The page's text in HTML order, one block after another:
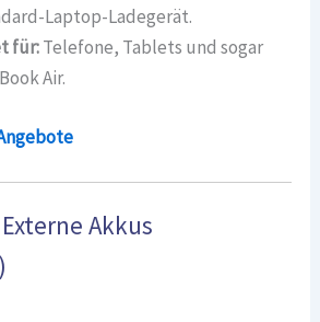
Laptop-Ladegerät.
für:Telefone, Tablets und sogar
Air.
Akkus